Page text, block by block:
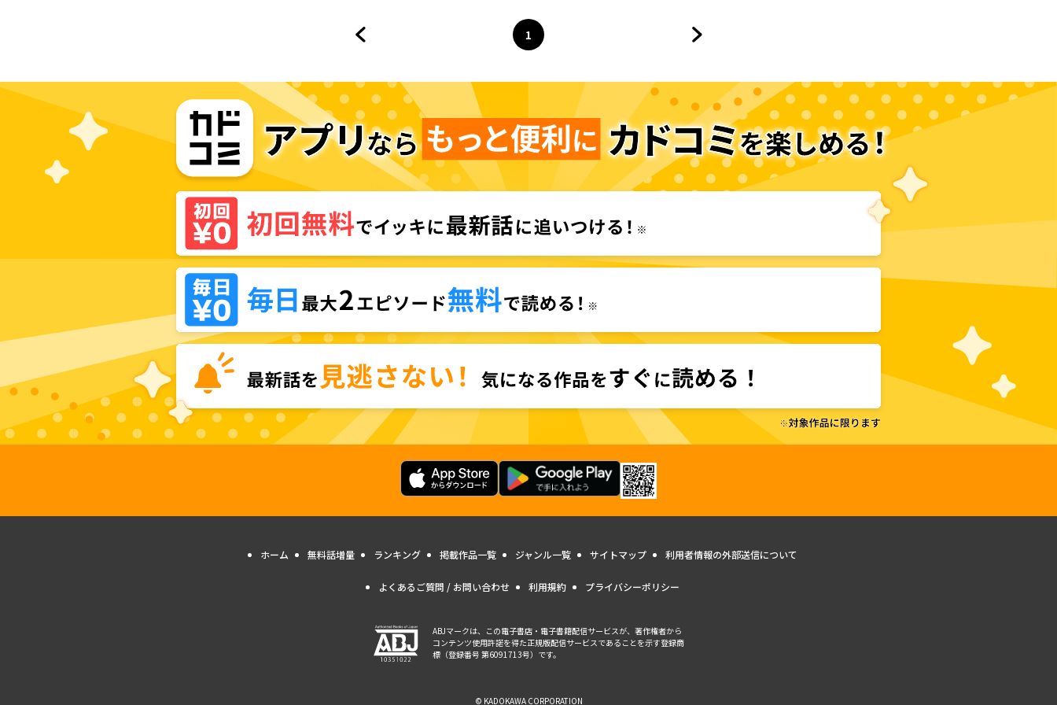
ページ
1
へ
ホーム 無料話増量 ランキング 掲載作品一覧 ジャンル一覧 サイトマップ 利用者情報の外部送信について
よくあるご質問 / お問い合わせ 利用規約 プライバシーポリシー
ABJマークは、この電子書店・電子書籍配信サービスが、著作権者から
コンテンツ使用許諾を得た正規版配信サービスであることを示す登録商
標（登録番号 第6091713号）です。
© KADOKAWA CORPORATION